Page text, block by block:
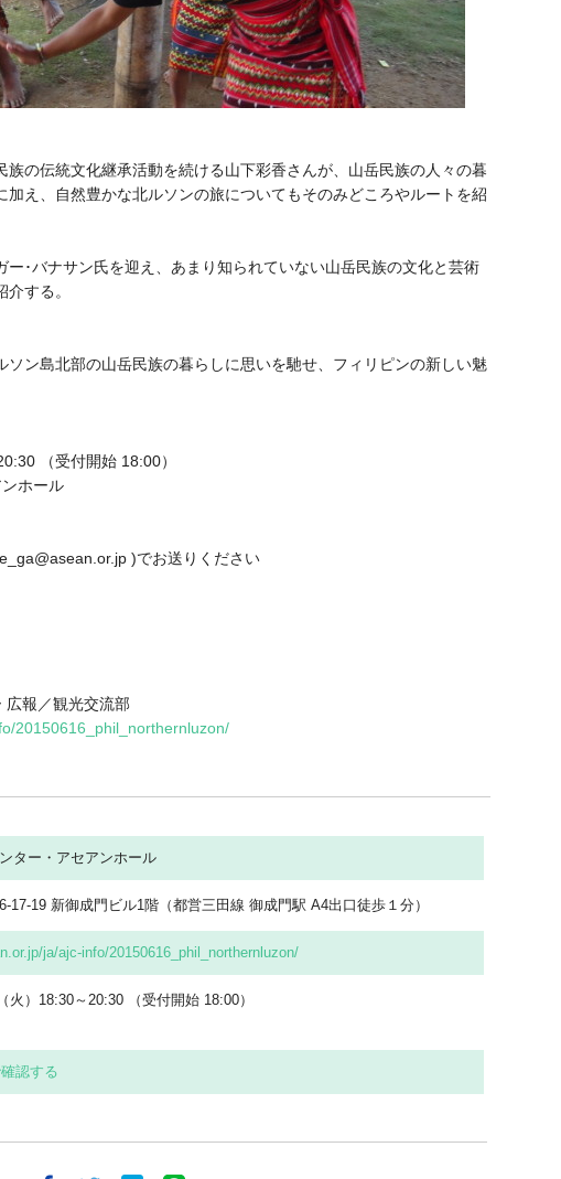
の伝統文化継承活動を続ける山下彩香さんが、山岳民族の人々の暮
加え、自然豊かな北ルソンの旅についてもそのみどころやルートを紹
･バナサン氏を迎え、あまり知られていない山岳民族の文化と芸術
する。
ン島北部の山岳民族の暮らしに思いを馳せ、フィリピンの新しい魅
（受付開始 18:00）
ホール
)でお送りください
広報／観光交流部
20150616_phil_northernluzon/
ター・アセアンホール
17-19 新御成門ビル1階（都営三田線 御成門駅 A4出口徒歩１分）
ja/ajc-info/20150616_phil_northernluzon/
火）18:30～20:30 （受付開始 18:00）
認する